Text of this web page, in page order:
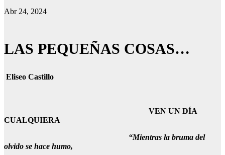
Abr 24, 2024
LAS PEQUEÑAS COSAS…
Eliseo Castillo
VEN UN DÍA
CUALQUIERA
“Mientras la bruma del
olvido se hace humo,